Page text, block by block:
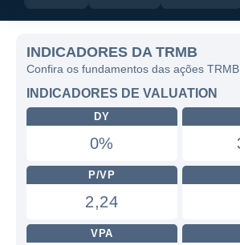
INDICADORES DA TRMB
Confira os fundamentos das ações TRMB
INDICADORES DE VALUATION
DY
0%
P/VP
2,24
VPA